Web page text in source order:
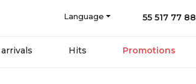
Language 55 517 77 88
Hits Promotions